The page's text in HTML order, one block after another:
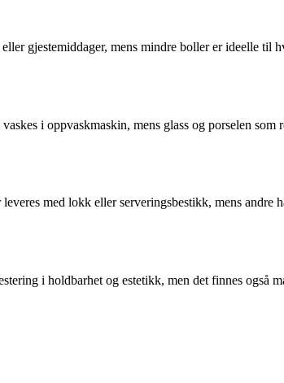
gjestemiddager, mens mindre boller er ideelle til
i oppvaskmaskin, mens glass og porselen
med lokk eller serveringsbestikk, mens
i holdbarhet og estetikk, men det finnes også